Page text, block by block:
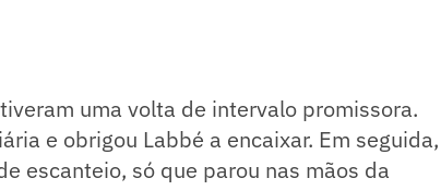
uma volta de intervalo promissora.
e obrigou Labbé a encaixar. Em seguida,
escanteio, só que parou nas mãos da